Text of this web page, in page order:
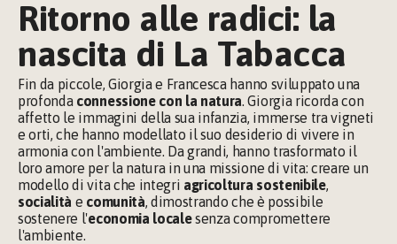
Ritorno alle radici: la
nascita di La Tabacca
Fin da piccole, Giorgia e Francesca hanno sviluppato una
profonda connessione con la natura. Giorgia ricorda con
affetto le immagini della sua infanzia, immerse tra vigneti
e orti, che hanno modellato il suo desiderio di vivere in
armonia con l'ambiente. Da grandi, hanno trasformato il
loro amore per la natura in una missione di vita: creare un
modello di vita che integri agricoltura sostenibile
socialità e comunità, dimostrando che è possibile
sostenere l'economia locale senza compromettere
l'ambiente.